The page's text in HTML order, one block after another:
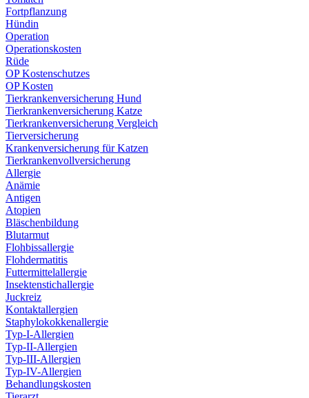
Fortpflanzung
Hündin
Operation
Operationskosten
Rüde
OP Kostenschutzes
OP Kosten
Tierkrankenversicherung Hund
Tierkrankenversicherung Katze
Tierkrankenversicherung Vergleich
Tierversicherung
Krankenversicherung für Katzen
Tierkrankenvollversicherung
Allergie
Anämie
Antigen
Atopien
Bläschenbildung
Blutarmut
Flohbissallergie
Flohdermatitis
Futtermittelallergie
Insektenstichallergie
Juckreiz
Kontaktallergien
Staphylokokkenallergie
Typ-I-Allergien
Typ-II-Allergien
Typ-III-Allergien
Typ-IV-Allergien
Behandlungskosten